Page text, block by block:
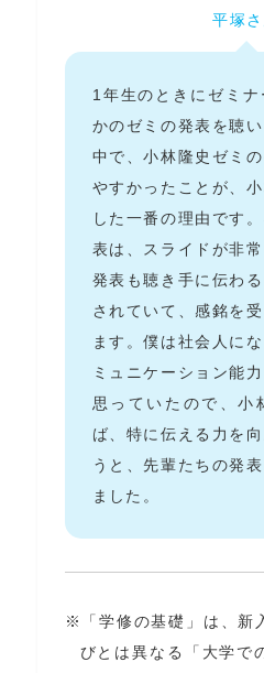
平塚さ
1年生のときにゼミ
かのゼミの発表を聴
中で、小林隆史ゼミ
やすかったことが、
した一番の理由です
表は、スライドが非
発表も聴き手に伝わ
されていて、感銘を
ます。僕は社会人に
ミュニケーション能
思っていたので、小
ば、特に伝える力を
うと、先輩たちの発
ました。
「学修の基礎」は、
びとは異なる「大学で